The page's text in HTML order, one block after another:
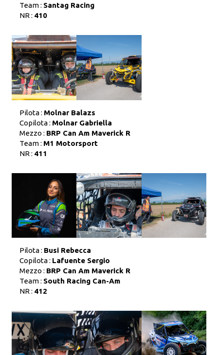
Team : Santag Racing
NR : 410
Pilota : Molnar Balazs
Copilota : Molnar Gabriella
Mezzo : BRP Can Am Maverick R
Team : M1 Motorsport
NR : 411
Pilota : Busi Rebecca
Copilota : Lafuente Sergio
Mezzo : BRP Can Am Maverick R
Team : South Racing Can-Am
NR : 412